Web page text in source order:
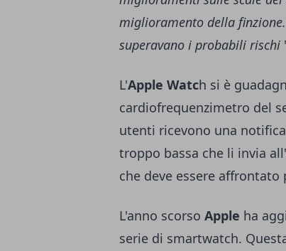
miglioramento della
superavano i probabili rischi
L'Apple Watch si è
cardiofrequenzimetro del
utenti ricevono una
troppo bassa che li invia
che deve essere
L'anno scorso Apple ha
serie di smartwatch.